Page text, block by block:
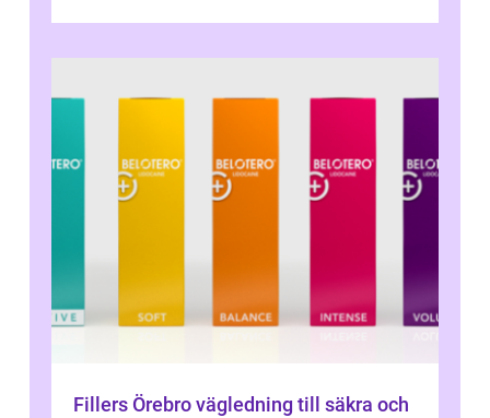
Fillers Örebro vägledning till säkra och